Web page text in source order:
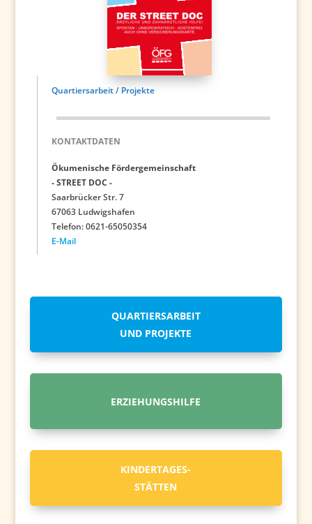
Quartiersarbeit / Projekte
KONTAKTDATEN
Ökumenische Fördergemeinschaft
- STREET DOC -
Saarbrücker Str. 7
67063 Ludwigshafen
Telefon: 0621-65050354
E-Mail
QUARTIERSARBEIT
UND PROJEKTE
ERZIEHUNGSHILFE
KINDERTAGES-
STÄTTEN